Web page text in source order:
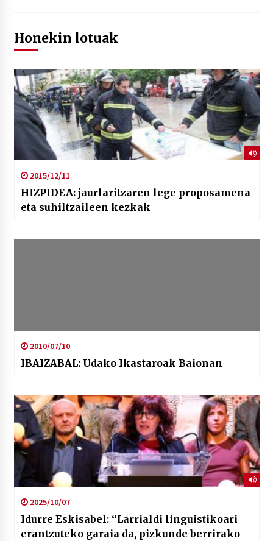
Honekin lotuak
2015/12/11
HIZPIDEA: jaurlaritzaren lege proposamena
eta suhiltzaileen kezkak
2010/07/10
IBAIZABAL: Udako Ikastaroak Baionan
2025/10/07
Idurre Eskisabel: “Larrialdi linguistikoari
erantzuteko garaia da, pizkunde berrirako